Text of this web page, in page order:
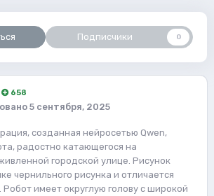
Подписчики 0
658
5 сентября, 2025
созданная нейросетью Qwen,
радостно катающегося на
городской улице. Рисунок
чернильного рисунка и отличается
Робот имеет округлую голову с широкой